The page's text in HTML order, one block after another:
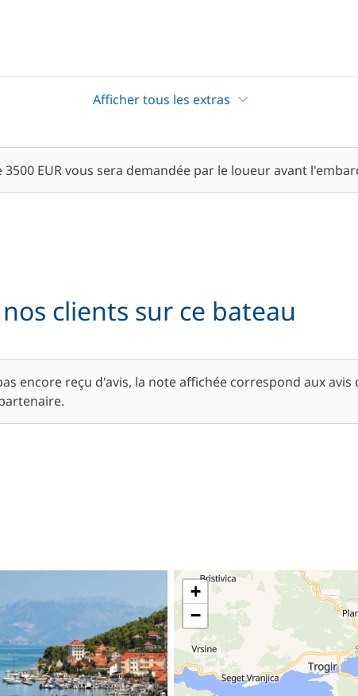
Afficher tous les extras
3500 EUR vous sera demandée par le loueur avant
clients sur ce bateau
encore reçu d'avis, la note affichée correspond aux avis
+
−